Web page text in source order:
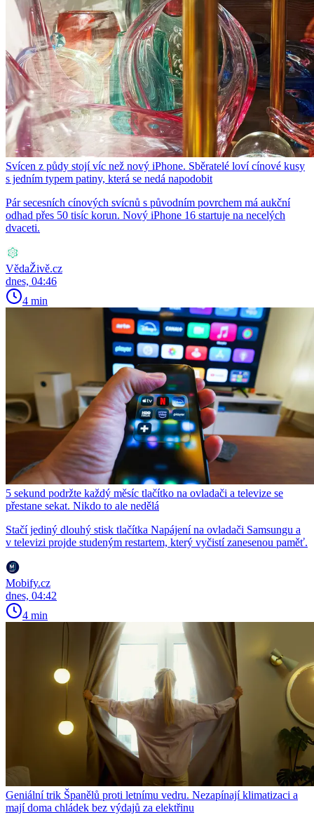
Svícen z půdy stojí víc než nový iPhone. Sběratelé loví cínové kusy
s jedním typem patiny, která se nedá napodobit
Pár secesních cínových svícnů s původním povrchem má aukční
odhad přes 50 tisíc korun. Nový iPhone 16 startuje na necelých
dvaceti.
VědaŽivě.cz
dnes, 04:46
4 min
5 sekund podržte každý měsíc tlačítko na ovladači a televize se
přestane sekat. Nikdo to ale nedělá
Stačí jediný dlouhý stisk tlačítka Napájení na ovladači Samsungu a
v televizi projde studeným restartem, který vyčistí zanesenou paměť.
Mobify.cz
dnes, 04:42
4 min
Geniální trik Španělů proti letnímu vedru. Nezapínají klimatizaci a
mají doma chládek bez výdajů za elektřinu